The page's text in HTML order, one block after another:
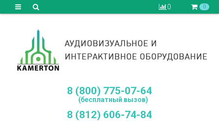
0 0
8 (800) 775-07-64
(бесплатный вызов)
8 (812) 606-74-84